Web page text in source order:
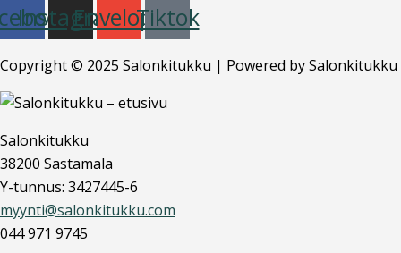
Instagram
EnvelopeTiktok
Copyright © 2025 Salonkitukku | Powered by Salonkitukku
Salonkitukku
38200 Sastamala
Y-tunnus: 3427445-6
myynti@salonkitukku.com
044 971 9745